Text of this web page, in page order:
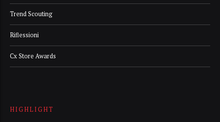
Trend Scouting
Riflessioni
Cx Store Awards
HIGHLIGHT